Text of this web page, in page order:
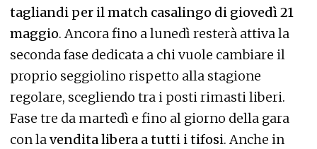
tagliandi per il match casalingo di giovedì 21
maggio. Ancora fino a lunedì resterà attiva la
seconda fase dedicata a chi vuole cambiare il
proprio seggiolino rispetto alla stagione
regolare, scegliendo tra i posti rimasti liberi.
Fase tre da martedì e fino al giorno della gara
con la vendita libera a tutti i tifosi. Anche in